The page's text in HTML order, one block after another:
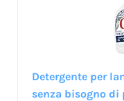
Detergente per
senza bisogno di